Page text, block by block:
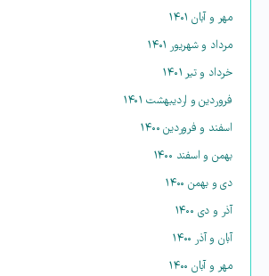
مهر و آبان ۱۴۰۱
مرداد و شهریور ۱۴۰۱
خرداد و تیر ۱۴۰۱
فروردین و اردیبهشت ۱۴۰۱
اسفند و فروردین ۱۴۰۰
بهمن و اسفند ۱۴۰۰
دی و بهمن ۱۴۰۰
آذر و دی ۱۴۰۰
آبان و آذر ۱۴۰۰
مهر و آبان ۱۴۰۰